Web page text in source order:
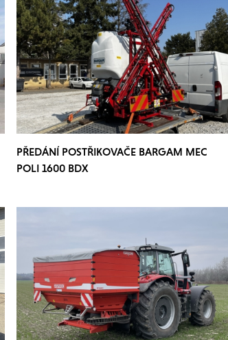
PŘEDÁNÍ POSTŘIKOVAČE BARGAM MEC
POLI 1600 BDX